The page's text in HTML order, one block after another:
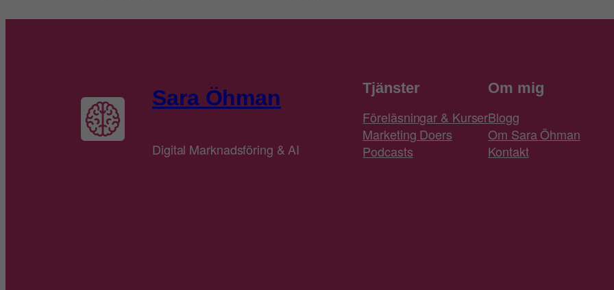
Sara Öhman
Digital Marknadsföring & AI
Tjänster
Föreläsningar & Kurser
Marketing Doers
Podcasts
Om mig
Blogg
Om Sara Öhman
Kontakt